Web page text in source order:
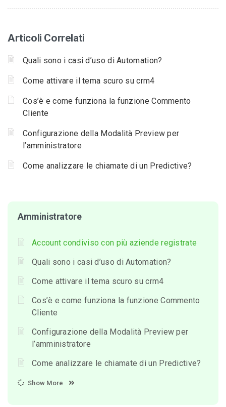
Articoli Correlati
Quali sono i casi d’uso di Automation?
Come attivare il tema scuro su crm4
Cos’è e come funziona la funzione Commento
Cliente
Configurazione della Modalità Preview per
l’amministratore
Come analizzare le chiamate di un Predictive?
Amministratore
Account condiviso con più aziende registrate
Quali sono i casi d’uso di Automation?
Come attivare il tema scuro su crm4
Cos’è e come funziona la funzione Commento
Cliente
Configurazione della Modalità Preview per
l’amministratore
Come analizzare le chiamate di un Predictive?
Show More